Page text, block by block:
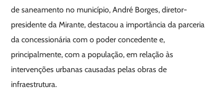
de saneamento no município, André Borges, diretor-
presidente da Mirante, destacou a importância da parceria
da concessionária com o poder concedente e,
principalmente, com a população, em relação às
intervenções urbanas causadas pelas obras de
infraestrutura.